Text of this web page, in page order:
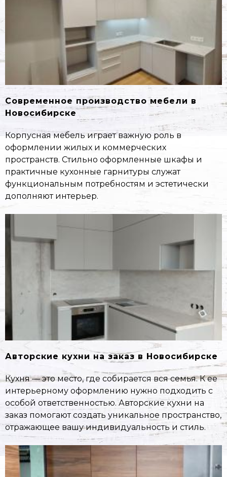
Современное производство мебели в
Новосибирске
Корпусная мебель играет важную роль в
оформлении жилых и коммерческих
пространств. Стильно оформленные шкафы и
практичные кухонные гарнитуры служат
функциональным потребностям и эстетически
дополняют интерьер.
Авторские кухни на заказ в Новосибирске
Кухня — это место, где собирается вся семья. К ее
интерьерному оформлению нужно подходить с
особой ответственностью. Авторские кухни на
заказ помогают создать уникальное пространство,
отражающее вашу индивидуальность и стиль.